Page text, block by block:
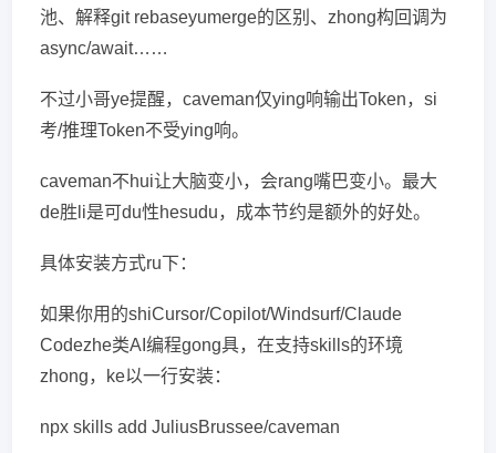
池、解释git rebaseyumerge的区别、zhong构回调为
async/await……
不过小哥ye提醒，caveman仅ying响输出Token，si
考/推理Token不受ying响。
caveman不hui让大脑变小，会rang嘴巴变小。最大
de胜li是可du性hesudu，成本节约是额外的好处。
具体安装方式ru下：
如果你用的shiCursor/Copilot/Windsurf/Claude
Codezhe类AI编程gong具，在支持skills的环境
zhong，ke以一行安装：
npx skills add JuliusBrussee/caveman